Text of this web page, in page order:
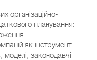
організаційно-
планування:
як інструмент
моделі, законодавчі